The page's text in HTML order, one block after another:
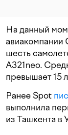
На данный
авиакомпании
шесть
A321neo.
превышает 15
Ранее Spot
выполнила
из Ташкента в